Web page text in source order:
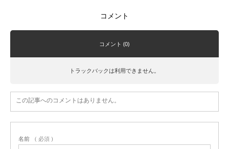
コメント
コメント (0)
トラックバックは利用できません。
この記事へのコメントはありません。
名前 ( 必須 )